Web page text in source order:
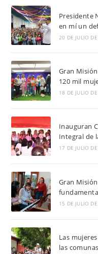
Presidente
en mí un
20 DE JULIO
Gran
120 mil
18 DE JULIO
Inauguran
Integral de
17 DE JULIO
Gran
15 DE JULIO
Las
las comunas